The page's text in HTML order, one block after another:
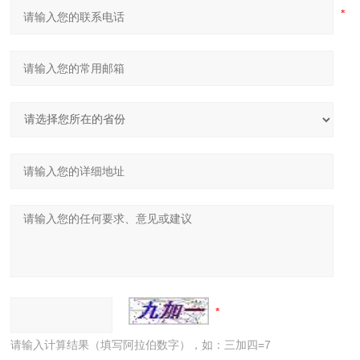
请输入计算结果（填写阿拉伯数字），如：三加四=7